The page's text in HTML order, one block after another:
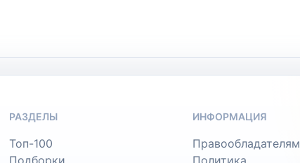
РАЗДЕЛЫ
Топ-100
Подборки
ИНФОРМАЦИЯ
Правообладателям
Политика